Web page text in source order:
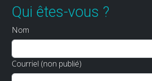
Qui êtes-vous ?
Nom
Courriel (non publié)